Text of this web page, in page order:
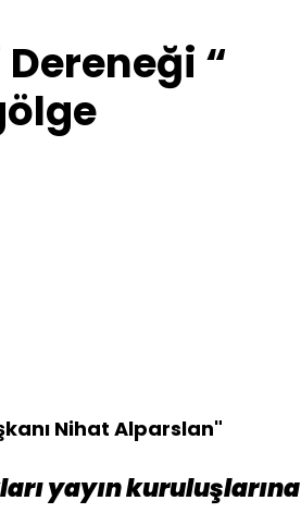
“
Nihat Alparslan"
yayın kuruluşlarına